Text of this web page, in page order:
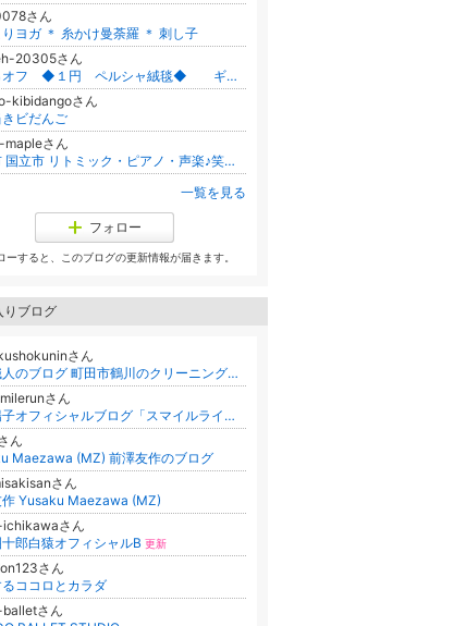
さん
ヨガ ＊ 糸かけ曼荼羅 ＊ 刺し子
20305さん
９０％オフ ◆１円 ペルシャ絨毯◆ ギャッベ
kibidangoさん
きビだんご
mapleさん
立川市 国立市 リトミック・ピアノ・声楽♪笑顔あふれる音楽教室
一覧を見る
フォロー
ーすると、このブログの更新情報が届きます。
りブログ
さん
洗濯職人のブログ 町田市鶴川のクリーニング店 染み抜き(シミ抜き・しみ抜き)不入流師範の日記です。
さん
秋野暢子オフィシャルブログ「スマイルライフ」Powered by Ameba
ん
Maezawa (MZ) 前澤友作のブログ
さん
作 Yusaku Maezawa (MZ)
さん
郎白猿オフィシャルB 更新
さん
ココロとカラダ
さん